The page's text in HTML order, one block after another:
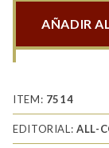
Del
Argentino
1810-
AÑADIR
ITEM: 7514
EDITORIAL:ALL-